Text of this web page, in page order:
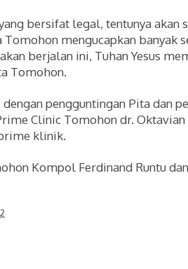
bersifat legal, tentunya akan
mengucapkan banyak
berjalan ini, Tuhan Yesus
Tomohon.
pengguntingan Pita dan
Clinic Tomohon dr. Oktavian
klinik.
Kompol Ferdinand Runtu